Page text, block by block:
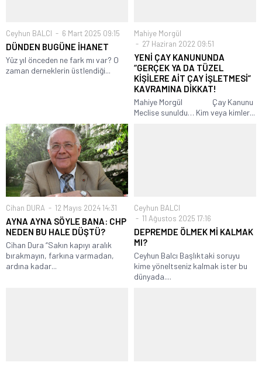
Ceyhun BALCI 6 Mart 2025 09:15
DÜNDEN BUGÜNE İHANET
Yüz yıl önceden ne fark mı var? O
zaman derneklerin üstlendiği...
Mahiye Morgül
27 Haziran 2022 09:51
YENİ ÇAY KANUNUNDA
“GERÇEK YA DA TÜZEL
KİŞİLERE AİT ÇAY İŞLETMESİ”
KAVRAMINA DİKKAT!
Mahiye Morgül Çay Kanunu
Meclise sunuldu… Kim veya kimler...
Cihan DURA 12 Mayıs 2024 14:31
AYNA AYNA SÖYLE BANA: CHP
NEDEN BU HALE DÜŞTÜ?
Cihan Dura “Sakın kapıyı aralık
bırakmayın, farkına varmadan,
ardına kadar...
Ceyhun BALCI
11 Ağustos 2025 17:16
DEPREMDE ÖLMEK Mİ KALMAK
MI?
Ceyhun Balcı Başlıktaki soruyu
kime yöneltseniz kalmak ister bu
dünyada....